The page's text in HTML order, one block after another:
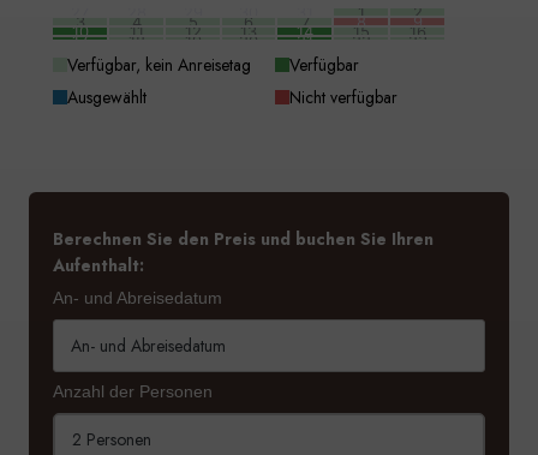
1 2
3 4 5 6 7 8 9
10 11 12 13 14 15 16
17 18 19 20 21 22 23
31 1 2 3 4 5
Verfügbar, kein Anreisetag
Verfügbar
Ausgewählt
Nicht verfügbar
Berechnen Sie den Preis und buchen Sie Ihren
Aufenthalt:
An- und Abreisedatum
Anzahl der Personen
2 Personen